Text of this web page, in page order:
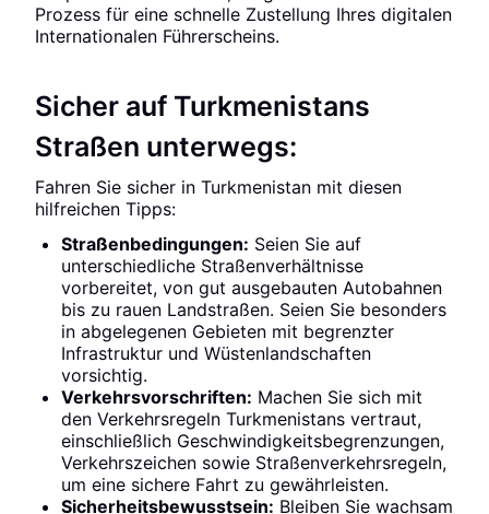
Prozess für eine schnelle Zustellung Ihres digitalen
Internationalen Führerscheins.
Sicher auf Turkmenistans
Straßen unterwegs:
Fahren Sie sicher in Turkmenistan mit diesen
hilfreichen Tipps:
Straßenbedingungen: Seien Sie auf
unterschiedliche Straßenverhältnisse
vorbereitet, von gut ausgebauten Autobahnen
bis zu rauen Landstraßen. Seien Sie besonders
in abgelegenen Gebieten mit begrenzter
Infrastruktur und Wüstenlandschaften
vorsichtig.
Verkehrsvorschriften: Machen Sie sich mit
den Verkehrsregeln Turkmenistans vertraut,
einschließlich Geschwindigkeitsbegrenzungen,
Verkehrszeichen sowie Straßenverkehrsregeln,
um eine sichere Fahrt zu gewährleisten.
Sicherheitsbewusstsein: Bleiben Sie wachsam